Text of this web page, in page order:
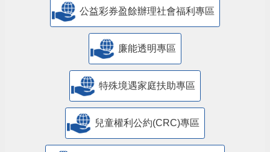
公益彩券盈餘辦理社會福利專區
廉能透明專區
特殊境遇家庭扶助專區
兒童權利公約(CRC)專區